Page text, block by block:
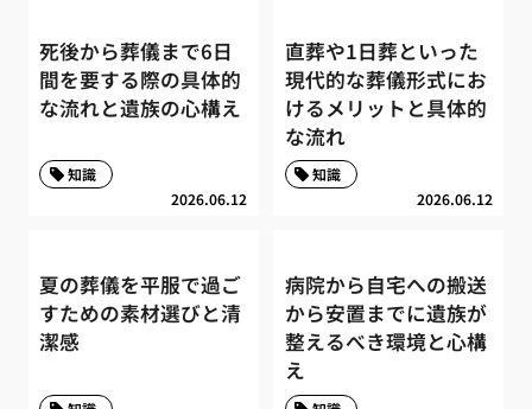
死後から葬儀まで6日
間を要する際の具体的
な流れと遺族の心構え
2026.06.12
知識
直葬や1日葬といった
現代的な葬儀形式にお
けるメリットと具体的
な流れ
2026.06.12
知識
夏の葬儀を平服で過ご
すための素材選びと清
潔感
病院から自宅への搬送
から安置までに遺族が
整えるべき環境と心構
え